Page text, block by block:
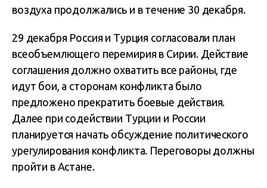
воздуха продолжались и в течение 30 декабря.
29 декабря Россия и Турция согласовали план
всеобъемлющего перемирия в Сирии. Действие
соглашения должно охватить все районы, где
идут бои, а сторонам конфликта было
предложено прекратить боевые действия.
Далее при содействии Турции и России
планируется начать обсуждение политического
урегулирования конфликта. Переговоры должны
пройти в Астане.